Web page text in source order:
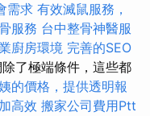
需求 有效滅鼠服務，
服務 台中整骨神醫服
廚房環境 完善的SEO
了極端條件，這些都
的價格，提供透明報
高效 搬家公司費用Ptt